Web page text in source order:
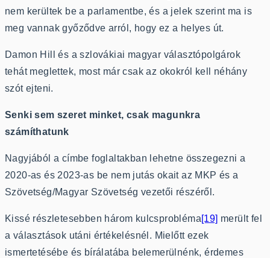
nem kerültek be a parlamentbe, és a jelek szerint ma is
meg vannak győződve arról, hogy ez a helyes út.
Damon Hill és a szlovákiai magyar választópolgárok
tehát meglettek, most már csak az okokról kell néhány
szót ejteni.
Senki sem szeret minket, csak magunkra
számíthatunk
Nagyjából a címbe foglaltakban lehetne összegezni a
2020-as és 2023-as be nem jutás okait az MKP és a
Szövetség/Magyar Szövetség vezetői részéről.
Kissé részletesebben három kulcsprobléma[19] merült fel
a választások utáni értékelésnél. Mielőtt ezek
ismertetésébe és bírálatába belemerülnénk, érdemes